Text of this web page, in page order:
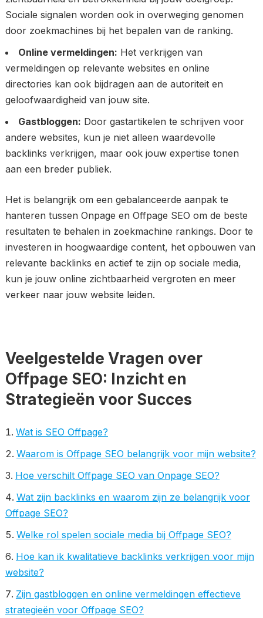
Sociale signalen worden ook in overweging genomen
door zoekmachines bij het bepalen van de ranking.
Online vermeldingen: Het verkrijgen van
vermeldingen op relevante websites en online
directories kan ook bijdragen aan de autoriteit en
geloofwaardigheid van jouw site.
Gastbloggen: Door gastartikelen te schrijven voor
andere websites, kun je niet alleen waardevolle
backlinks verkrijgen, maar ook jouw expertise tonen
aan een breder publiek.
Het is belangrijk om een gebalanceerde aanpak te
hanteren tussen Onpage en Offpage SEO om de beste
resultaten te behalen in zoekmachine rankings. Door te
investeren in hoogwaardige content, het opbouwen van
relevante backlinks en actief te zijn op sociale media,
kun je jouw online zichtbaarheid vergroten en meer
verkeer naar jouw website leiden.
Veelgestelde Vragen over
Offpage SEO: Inzicht en
Strategieën voor Succes
Wat is SEO Offpage?
Waarom is Offpage SEO belangrijk voor mijn website?
Hoe verschilt Offpage SEO van Onpage SEO?
Wat zijn backlinks en waarom zijn ze belangrijk voor
Offpage SEO?
Welke rol spelen sociale media bij Offpage SEO?
Hoe kan ik kwalitatieve backlinks verkrijgen voor mijn
website?
Zijn gastbloggen en online vermeldingen effectieve
strategieën voor Offpage SEO?